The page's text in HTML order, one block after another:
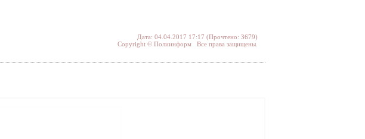
Дата: 04.04.2017 17:17 (Прочтено: 3679)
Copyright © Полиинформ Все права защищены.